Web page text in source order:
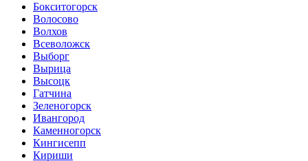
Бокситогорск
Волосово
Волхов
Всеволожск
Выборг
Вырица
Высоцк
Гатчина
Зеленогорск
Ивангород
Каменногорск
Кингисепп
Кириши